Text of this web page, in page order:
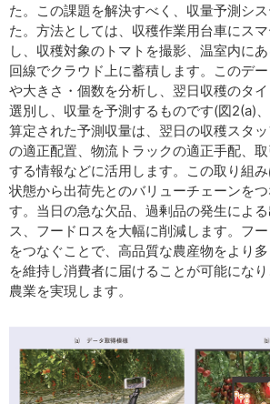
た。この課題を解決すべく、収量予測シ
た。方法としては、収穫作業用台車にス
し、収穫対象のトマトを撮影、温室内に
回線でクラウド上に蓄積します。このデ
や大きさ・個数を分析し、翌日収穫のタ
選別し、収量を予測するものです(図2(a)、
算定された予測収量は、翌日の収穫スタ
の適正配置、物流トラックの適正手配、
する情報などに活用します。この取り組
状態から出荷先とのバリューチェーンを
す。当日の急な欠品、過剰品の発生によ
ス、フードロスを大幅に削減します。フ
をつなぐことで、高品質な農産物をより
を維持し消費者に届けることが可能にな
農業を実現します。